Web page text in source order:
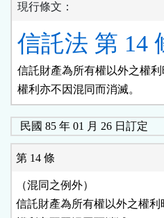
現行條文：
信託法 第 14
信託財產為所有權以外之權
權利亦不因混同而消滅。
民國 85 年 01 月 26 日訂定
第 14 條
（混同之例外）
信託財產為所有權以外之權